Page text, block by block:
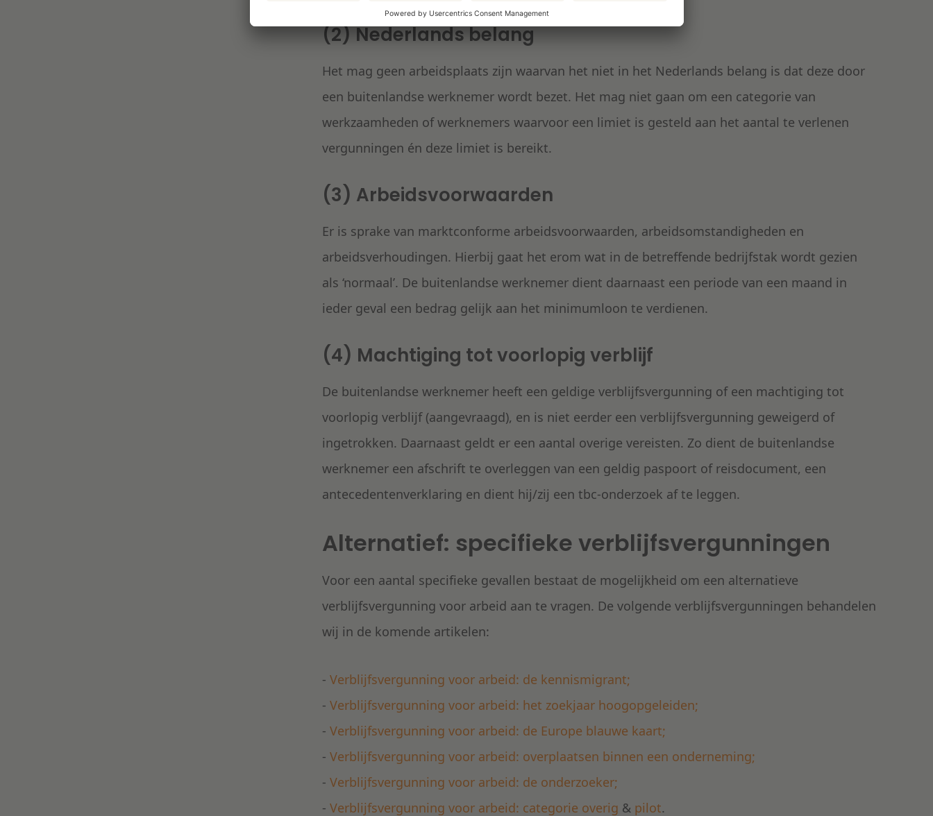
(2) Nederlands belang
Het mag geen arbeidsplaats zijn waarvan het niet in het Nederlands belang is dat deze door
een buitenlandse werknemer wordt bezet. Het mag niet gaan om een categorie van
werkzaamheden of werknemers waarvoor een limiet is gesteld aan het aantal te verlenen
vergunningen én deze limiet is bereikt.
(3) Arbeidsvoorwaarden
Er is sprake van marktconforme arbeidsvoorwaarden, arbeidsomstandigheden en
arbeidsverhoudingen. Hierbij gaat het erom wat in de betreffende bedrijfstak wordt gezien
als ‘normaal’. De buitenlandse werknemer dient daarnaast een periode van een maand in
ieder geval een bedrag gelijk aan het minimumloon te verdienen.
(4) Machtiging tot voorlopig verblijf
De buitenlandse werknemer heeft een geldige verblijfsvergunning of een machtiging tot
voorlopig verblijf (aangevraagd), en is niet eerder een verblijfsvergunning geweigerd of
ingetrokken. Daarnaast geldt er een aantal overige vereisten. Zo dient de buitenlandse
werknemer een afschrift te overleggen van een geldig paspoort of reisdocument, een
antecedentenverklaring en dient hij/zij een tbc-onderzoek af te leggen.
Alternatief: specifieke verblijfsvergunningen
Voor een aantal specifieke gevallen bestaat de mogelijkheid om een alternatieve
verblijfsvergunning voor arbeid aan te vragen. De volgende verblijfsvergunningen behandelen
wij in de komende artikelen:
- Verblijfsvergunning voor arbeid: de kennismigrant;
- Verblijfsvergunning voor arbeid: het zoekjaar hoogopgeleiden;
- Verblijfsvergunning voor arbeid: de Europe blauwe kaart;
- Verblijfsvergunning voor arbeid: overplaatsen binnen een onderneming;
- Verblijfsvergunning voor arbeid: de onderzoeker;
- Verblijfsvergunning voor arbeid: categorie overig & pilot.